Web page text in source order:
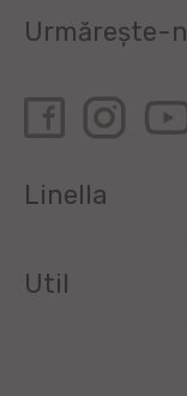
Urmărește-
Linella
Util